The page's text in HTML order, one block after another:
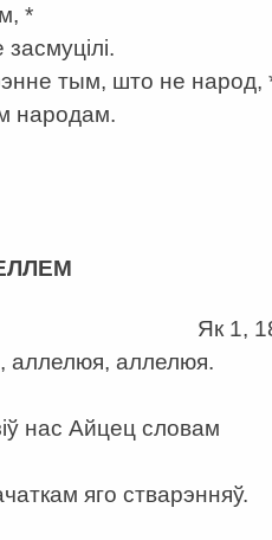
*
тым, што не народ,
народам.
Як 1,
аллелюя, аллелюя.
нас Айцец словам
яго стварэнняў.